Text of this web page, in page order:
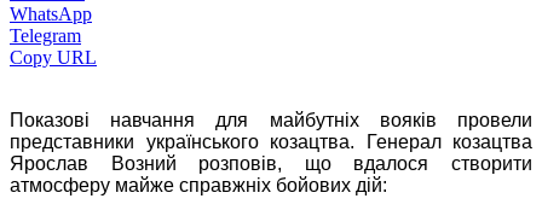
WhatsApp
Telegram
Copy URL
Показові навчання для майбутніх вояків провели
представники українського козацтва. Генерал козацтва
Ярослав Возний розповів, що вдалося створити
атмосферу майже справжніх бойових дій: